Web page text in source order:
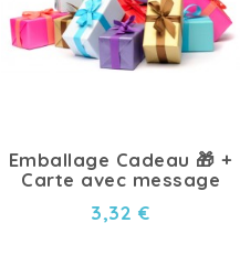
Emballage Cadeau 🎁 +
Carte avec message
3,32 €